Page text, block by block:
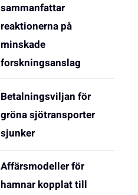
sammanfattar
reaktionerna på
minskade
forskningsanslag
Betalningsviljan för
gröna sjötransporter
sjunker
Affärsmodeller för
hamnar kopplat till